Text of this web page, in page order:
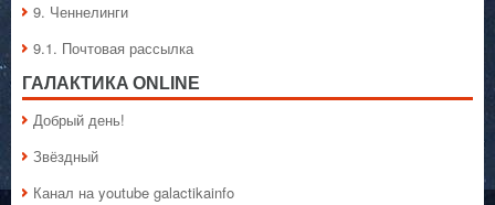
9. Ченнелинги
9.1. Почтовая рассылка
ГАЛАКТИКA ONLINE
Добрый день!
Звёздный
Канал на youtube galactikainfo